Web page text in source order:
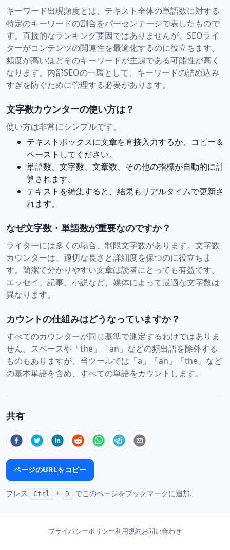
キーワード出現頻度とは、テキスト全体の単語数に対する
特定のキーワードの割合をパーセンテージで表したもので
す。直接的なランキング要因ではありませんが、SEOライ
ターがコンテンツの関連性を最適化するのに役立ちます。
頻度が高いほどそのキーワードが主題である可能性が高く
なります。内部SEOの一環として、キーワードの詰め込み
すぎを防ぐために管理する必要があります。
文字数カウンターの使い方は？
使い方は非常にシンプルです。
テキストボックスに文章を直接入力するか、コピー＆
ペーストしてください。
単語数、文字数、文章数、その他の指標が自動的に計
算されます。
テキストを編集すると、結果もリアルタイムで更新さ
れます。
なぜ文字数・単語数が重要なのですか？
ライターには多くの場合、制限文字数があります。文字数
カウンターは、適切な長さと詳細度を保つのに役立ちま
す。簡潔で分かりやすい文章は読者にとっても有益です。
エッセイ、記事、小説など、媒体によって最適な文字数は
異なります。
カウントの仕組みはどうなっていますか？
すべてのカウンターが同じ基準で測定するわけではありま
せん。スペースや「the」「an」などの頻出語を除外する
ものもありますが、当ツールでは「a」「an」「the」など
の基本単語を含め、すべての単語をカウントします。
共有
ページのURLをコピー
プレス Ctrl + D でこのページをブックマークに追加.
プライバシーポリシー利用規約お問い合わせ